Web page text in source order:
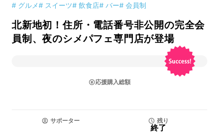
# グルメ# スイーツ# 飲食店# バー# 会員制
北新地初！住所・電話番号非公開の完全会
員制、夜のシメパフェ専門店が登場
応援購入総額
サポーター 残り
終了